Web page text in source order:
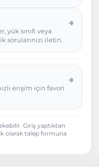
yük sınıfı veya
sorularınızı iletin.
→
erişim için favori
→
Giriş yaptıktan
olarak talep formuna